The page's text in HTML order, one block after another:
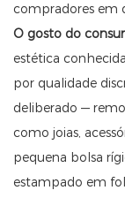
compradores em
O gosto do
estética
por qualidade
deliberado —
como joias,
pequena bolsa
estampado em